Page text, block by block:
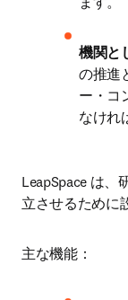
機関と
の推進
ー・コ
なけれ
LeapSpace は
立させるために
主な機能：